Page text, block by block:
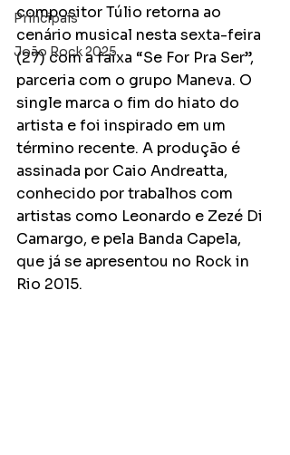
Principais
João Rock 2025
compositor Túlio retorna ao
cenário musical nesta sexta-feira
(27) com a faixa “Se For Pra Ser”,
parceria com o grupo Maneva. O
single marca o fim do hiato do
artista e foi inspirado em um
término recente. A produção é
assinada por Caio Andreatta,
conhecido por trabalhos com
artistas como Leonardo e Zezé Di
Camargo, e pela Banda Capela,
que já se apresentou no Rock in
Rio 2015.